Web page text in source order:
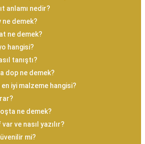
anlamı nedir?
ne demek?
ne demek?
hangisi?
tanıştı?
dop ne demek?
iyi malzeme hangisi?
ne demek?
ve nasıl yazılır?
mi?